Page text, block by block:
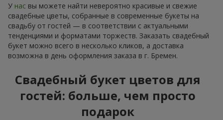
У нас вы можете найти невероятно красивые и свежие
свадебные цветы, собранные в современные букеты на
свадьбу от гостей — в соответствии с актуальными
тенденциями и форматами торжеств. Заказать свадебный
букет можно всего в несколько кликов, а доставка
возможна в день оформления заказа в г. Бремен.
Свадебный букет цветов для
гостей: больше, чем просто
подарок